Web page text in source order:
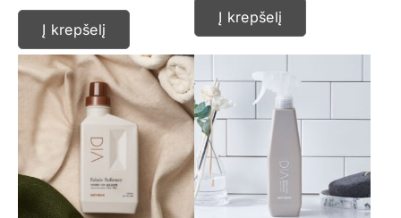
Į krepšelį
Į krepšelį